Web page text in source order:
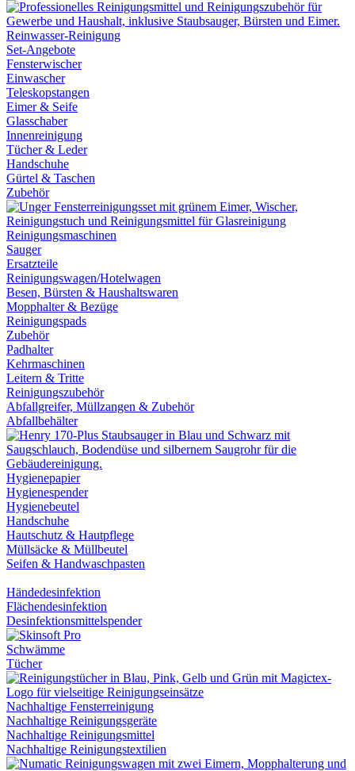
Reinwasser-Reinigung
Set-Angebote
Fensterwischer
Einwascher
Teleskopstangen
Eimer & Seife
Glasschaber
Innenreinigung
Tücher & Leder
Handschuhe
Gürtel & Taschen
Zubehör
Reinigungsmaschinen
Sauger
Ersatzteile
Reinigungswagen/Hotelwagen
Besen, Bürsten & Haushaltswaren
Mopphalter & Bezüge
Reinigungspads
Zubehör
Padhalter
Kehrmaschinen
Leitern & Tritte
Reinigungszubehör
Abfallgreifer, Müllzangen & Zubehör
Abfallbehälter
Hygienepapier
Hygienespender
Hygienebeutel
Handschuhe
Hautschutz & Hautpflege
Müllsäcke & Müllbeutel
Seifen & Handwaschpasten
Händedesinfektion
Flächendesinfektion
Desinfektionsmittelspender
Schwämme
Tücher
Nachhaltige Fensterreinigung
Nachhaltige Reinigungsgeräte
Nachhaltige Reinigungsmittel
Nachhaltige Reinigungstextilien